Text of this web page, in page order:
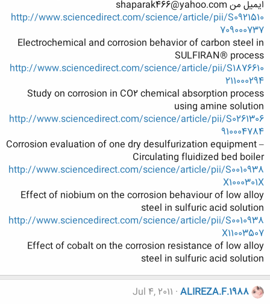
ايميل من shaparak466@yahoo.com
http://www.sciencedirect.com/science/article/pii/S0921510
709000737
Electrochemical and corrosion behavior of carbon steel in
SULFIRAN® process
http://www.sciencedirect.com/science/article/pii/S1876610
211000294
Study on corrosion in CO2 chemical absorption process
using amine solution
http://www.sciencedirect.com/science/article/pii/S0261306
910004784
Corrosion evaluation of one dry desulfurization equipment –
Circulating fluidized bed boiler
http://www.sciencedirect.com/science/article/pii/S0010938
X1000301X
Effect of niobium on the corrosion behaviour of low alloy
steel in sulfuric acid solution
http://www.sciencedirect.com/science/article/pii/S0010938
X11003507
Effect of cobalt on the corrosion resistance of low alloy
steel in sulfuric acid solution
ALIREZA.F.1988
Jul 4, 2011